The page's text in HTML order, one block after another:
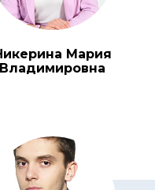
Мария
Владимировна